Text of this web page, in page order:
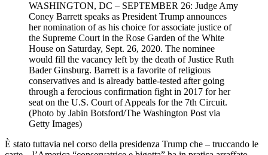
WASHINGTON, DC – SEPTEMBER 26: Judge Amy
Coney Barrett speaks as President Trump announces
her nomination of as his choice for associate justice of
the Supreme Court in the Rose Garden of the White
House on Saturday, Sept. 26, 2020. The nominee
would fill the vacancy left by the death of Justice Ruth
Bader Ginsburg. Barrett is a favorite of religious
conservatives and is already battle-tested after going
through a ferocious confirmation fight in 2017 for her
seat on the U.S. Court of Appeals for the 7th Circuit.
(Photo by Jabin Botsford/The Washington Post via
Getty Images)
È stato tuttavia nel corso della presidenza Trump che – truccando le